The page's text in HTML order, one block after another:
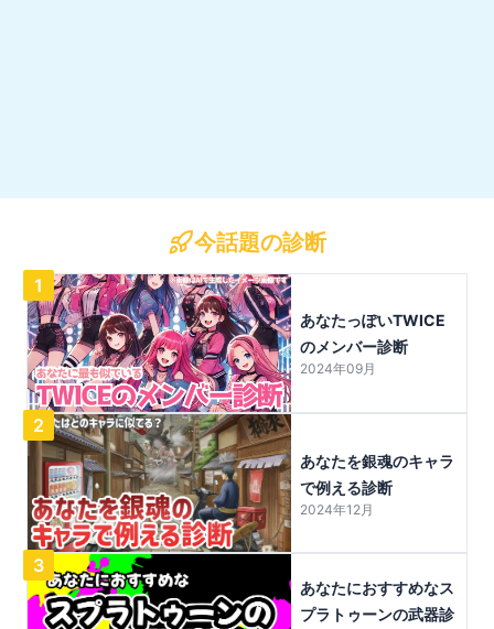
今話題の診断
1
あなたっぽいTWICE
のメンバー診断
2024年09月
2
あなたを銀魂のキャラ
で例える診断
2024年12月
3
あなたにおすすめなス
プラトゥーンの武器診